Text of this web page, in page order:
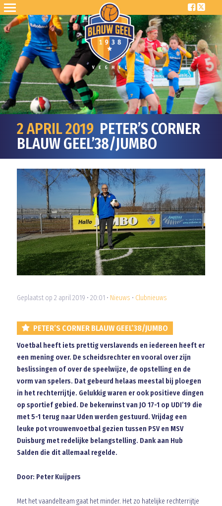
2 APRIL 2019PETER’S CORNER
BLAUW GEEL’38/JUMBO
Geplaatst op 2 april 2019 • 20:01 • Nieuws • Clubnieuws
PETER’S CORNER BLAUW GEEL’38/JUMBO
Voetbal heeft iets prettig verslavends en iedereen heeft er
een mening over. De scheidsrechter en vooral over zijn
beslissingen of over de speelwijze, de opstelling en de
vorm van spelers. Dat gebeurd helaas meestal bij ploegen
in het rechterrijtje. Gelukkig waren er ook positieve dingen
op sportief gebied. De bekerwinst van JO 17-1 op UDI’19 die
met 5-1 terug naar Uden werden gestuurd. Vrijdag een
leuke pot vrouwenvoetbal gezien tussen PSV en MSV
Duisburg met redelijke belangstelling. Dank aan Hub
Salden die dit allemaal regelde.
Door: Peter Kuijpers
Met het vaandelteam gaat het minder. Het zo hatelijke rechterrijtje